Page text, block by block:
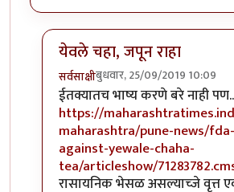
येवले चहा, जपून राहा
सर्वसाक्षीबुधवार, 25/09/2019 10:09
In reply toमला येवले सायबा
ईतक्यातच भाष्य करणे बरे नाही
https://
maharashtra/pune-news/
against-yewale-chaha-
tea/articleshow/
रासायनिक भेसळ असल्याच्जे वृत्त